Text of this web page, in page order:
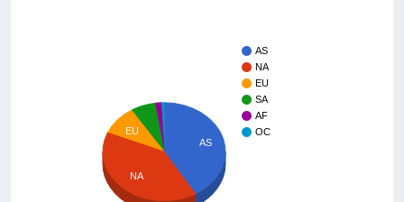
AS
NA
EU
SA
AF
OC
AS
EU
NA